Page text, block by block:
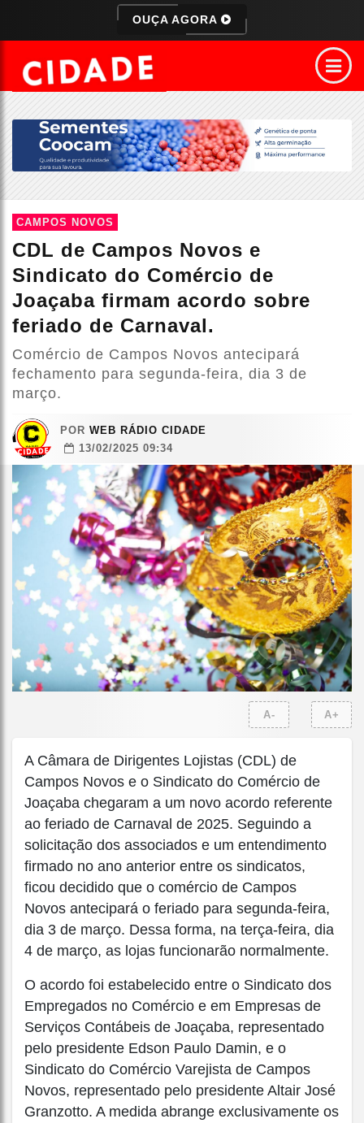
OUÇA AGORA
CAMPOS NOVOS
CDL de Campos Novos e
Sindicato do Comércio de
Joaçaba firmam acordo sobre
feriado de Carnaval.
Comércio de Campos Novos antecipará
fechamento para segunda-feira, dia 3 de
março.
POR WEB RÁDIO CIDADE
13/02/2025 09:34
A- A+
A Câmara de Dirigentes Lojistas (CDL) de
Campos Novos e o Sindicato do Comércio de
Joaçaba chegaram a um novo acordo referente
ao feriado de Carnaval de 2025. Seguindo a
solicitação dos associados e um entendimento
firmado no ano anterior entre os sindicatos,
ficou decidido que o comércio de Campos
Novos antecipará o feriado para segunda-feira,
dia 3 de março. Dessa forma, na terça-feira, dia
4 de março, as lojas funcionarão normalmente.
O acordo foi estabelecido entre o Sindicato dos
Empregados no Comércio e em Empresas de
Serviços Contábeis de Joaçaba, representado
pelo presidente Edson Paulo Damin, e o
Sindicato do Comércio Varejista de Campos
Novos, representado pelo presidente Altair José
Granzotto. A medida abrange exclusivamente os